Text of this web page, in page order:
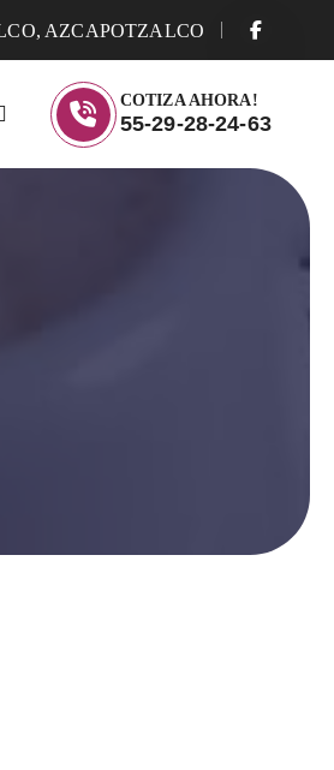
AZCAPOTZALCO
COTIZA AHORA!
55-29-28-24-63